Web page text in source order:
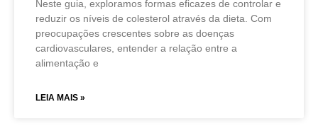
Neste guia, exploramos formas eficazes de controlar e
reduzir os níveis de colesterol através da dieta. Com
preocupações crescentes sobre as doenças
cardiovasculares, entender a relação entre a
alimentação e
LEIA MAIS »